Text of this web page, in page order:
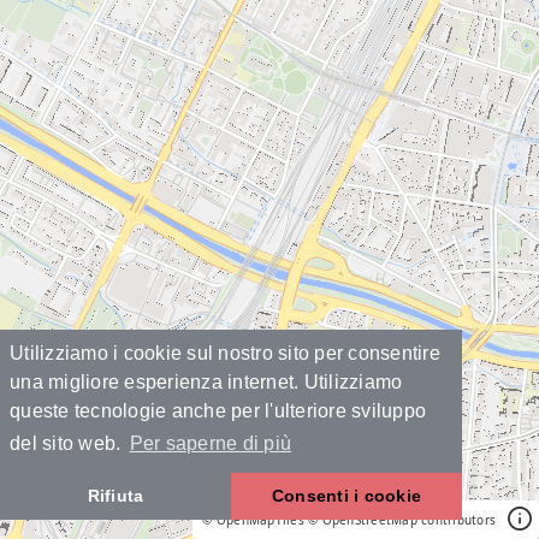
Utilizziamo i cookie sul nostro sito per consentire
una migliore esperienza internet. Utilizziamo
queste tecnologie anche per l'ulteriore sviluppo
del sito web.
Per saperne di più
Rifiuta Consenti i cookie
© OpenMapTiles © OpenStreetMap contributors